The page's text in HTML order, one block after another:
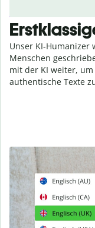
Unser KI-Humanizer
Menschen
mit der KI weiter,
authentische Texte